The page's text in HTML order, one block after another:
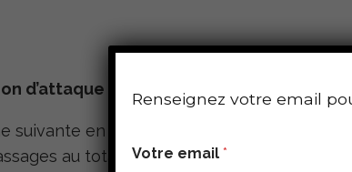
d’attaque de haie
suivante en alternance jambe droite et
au total – 30 secondes de
Renseignez votre email
o
Votre email*